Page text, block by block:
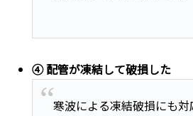
④ 配管が凍結して破損した
寒波による凍結破損にも